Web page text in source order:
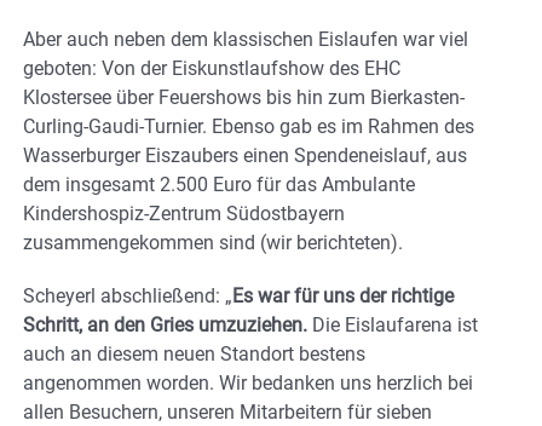
Aber auch neben dem klassischen Eislaufen war viel
geboten: Von der Eiskunstlaufshow des EHC
Klostersee über Feuershows bis hin zum Bierkasten-
Curling-Gaudi-Turnier. Ebenso gab es im Rahmen des
Wasserburger Eiszaubers einen Spendeneislauf, aus
dem insgesamt 2.500 Euro für das Ambulante
Kindershospiz-Zentrum Südostbayern
zusammengekommen sind (wir berichteten).
Scheyerl abschließend: „Es war für uns der richtige
Schritt, an den Gries umzuziehen. Die Eislaufarena ist
auch an diesem neuen Standort bestens
angenommen worden. Wir bedanken uns herzlich bei
allen Besuchern, unseren Mitarbeitern für sieben